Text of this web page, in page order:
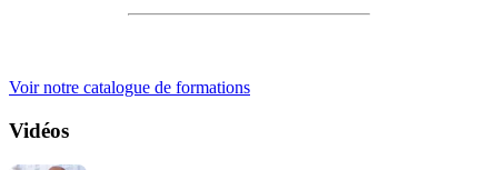
Voir notre catalogue de formations
Vidéos